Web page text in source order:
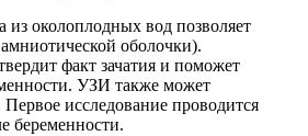
околоплодных вод позволяет
оболочки).
факт зачатия и поможет
УЗИ также может
Первое исследование проводится
беременности.